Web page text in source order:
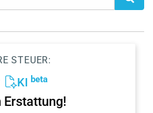
STEUER:
KI beta
Erstattung!